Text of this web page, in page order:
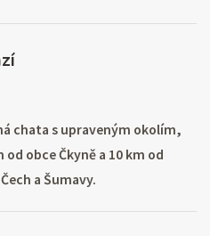
chata s upraveným okolím,
obce Čkyně a 10 km od
a Šumavy.